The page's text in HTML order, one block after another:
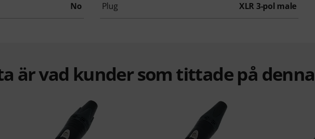
No Plug XLR 3-pol male
är vad kunder som tittade på